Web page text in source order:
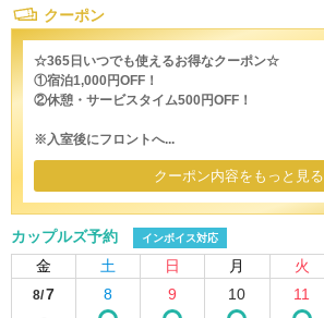
クーポン
☆365日いつでも使えるお得なクーポン☆
①宿泊1,000円OFF！
②休憩・サービスタイム500円OFF！
※入室後にフロントへ...
クーポン内容をもっと見る
カップルズ予約 インボイス対応
金 土 日 月 火
8/7
8 9 10 11